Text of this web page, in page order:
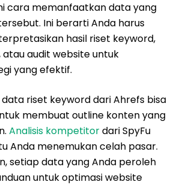
cara memanfaatkan data yang
Ini berarti Anda harus
hasil riset keyword,
atau audit website untuk
yang efektif.
riset keyword dari Ahrefs bisa
membuat outline konten yang
Analisis kompetitordari SpyFu
Anda menemukan celah pasar.
setiap data yang Anda peroleh
untuk optimasi website